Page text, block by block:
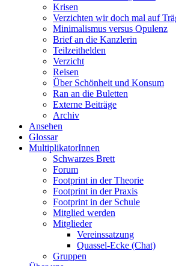
Krisen
Verzichten wir doch mal auf
Minimalismus versus Opulenz
Brief an die Kanzlerin
Teilzeithelden
Verzicht
Reisen
Über Schönheit und Konsum
Ran an die Buletten
Externe Beiträge
Archiv
Ansehen
Glossar
MultiplikatorInnen
Schwarzes Brett
Forum
Footprint in der Theorie
Footprint in der Praxis
Footprint in der Schule
Mitglied werden
Mitglieder
Vereinssatzung
Quassel-Ecke (Chat)
Gruppen